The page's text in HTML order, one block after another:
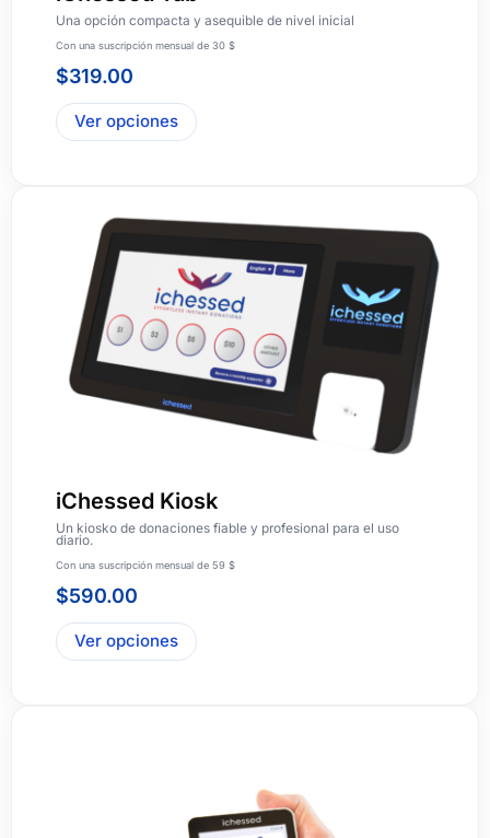
Una opción compacta y asequible de nivel inicial
Con una suscripción mensual de 30 $
$319.00
Ver opciones
iChessed Kiosk
Un kiosko de donaciones fiable y profesional para el uso
diario.
Con una suscripción mensual de 59 $
$590.00
Ver opciones